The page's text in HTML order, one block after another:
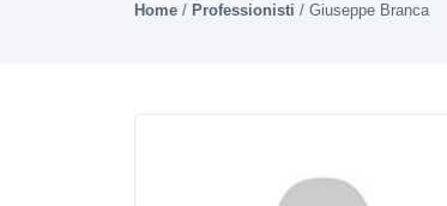
Home / Professionisti / Giuseppe Branca